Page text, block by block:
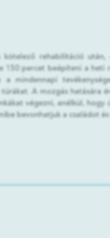
rehabilitáció
percet beépíteni a heti
mindennapi
A mozgás hatására
végezni, anélkül, hogy
bevonhatjuk a családot